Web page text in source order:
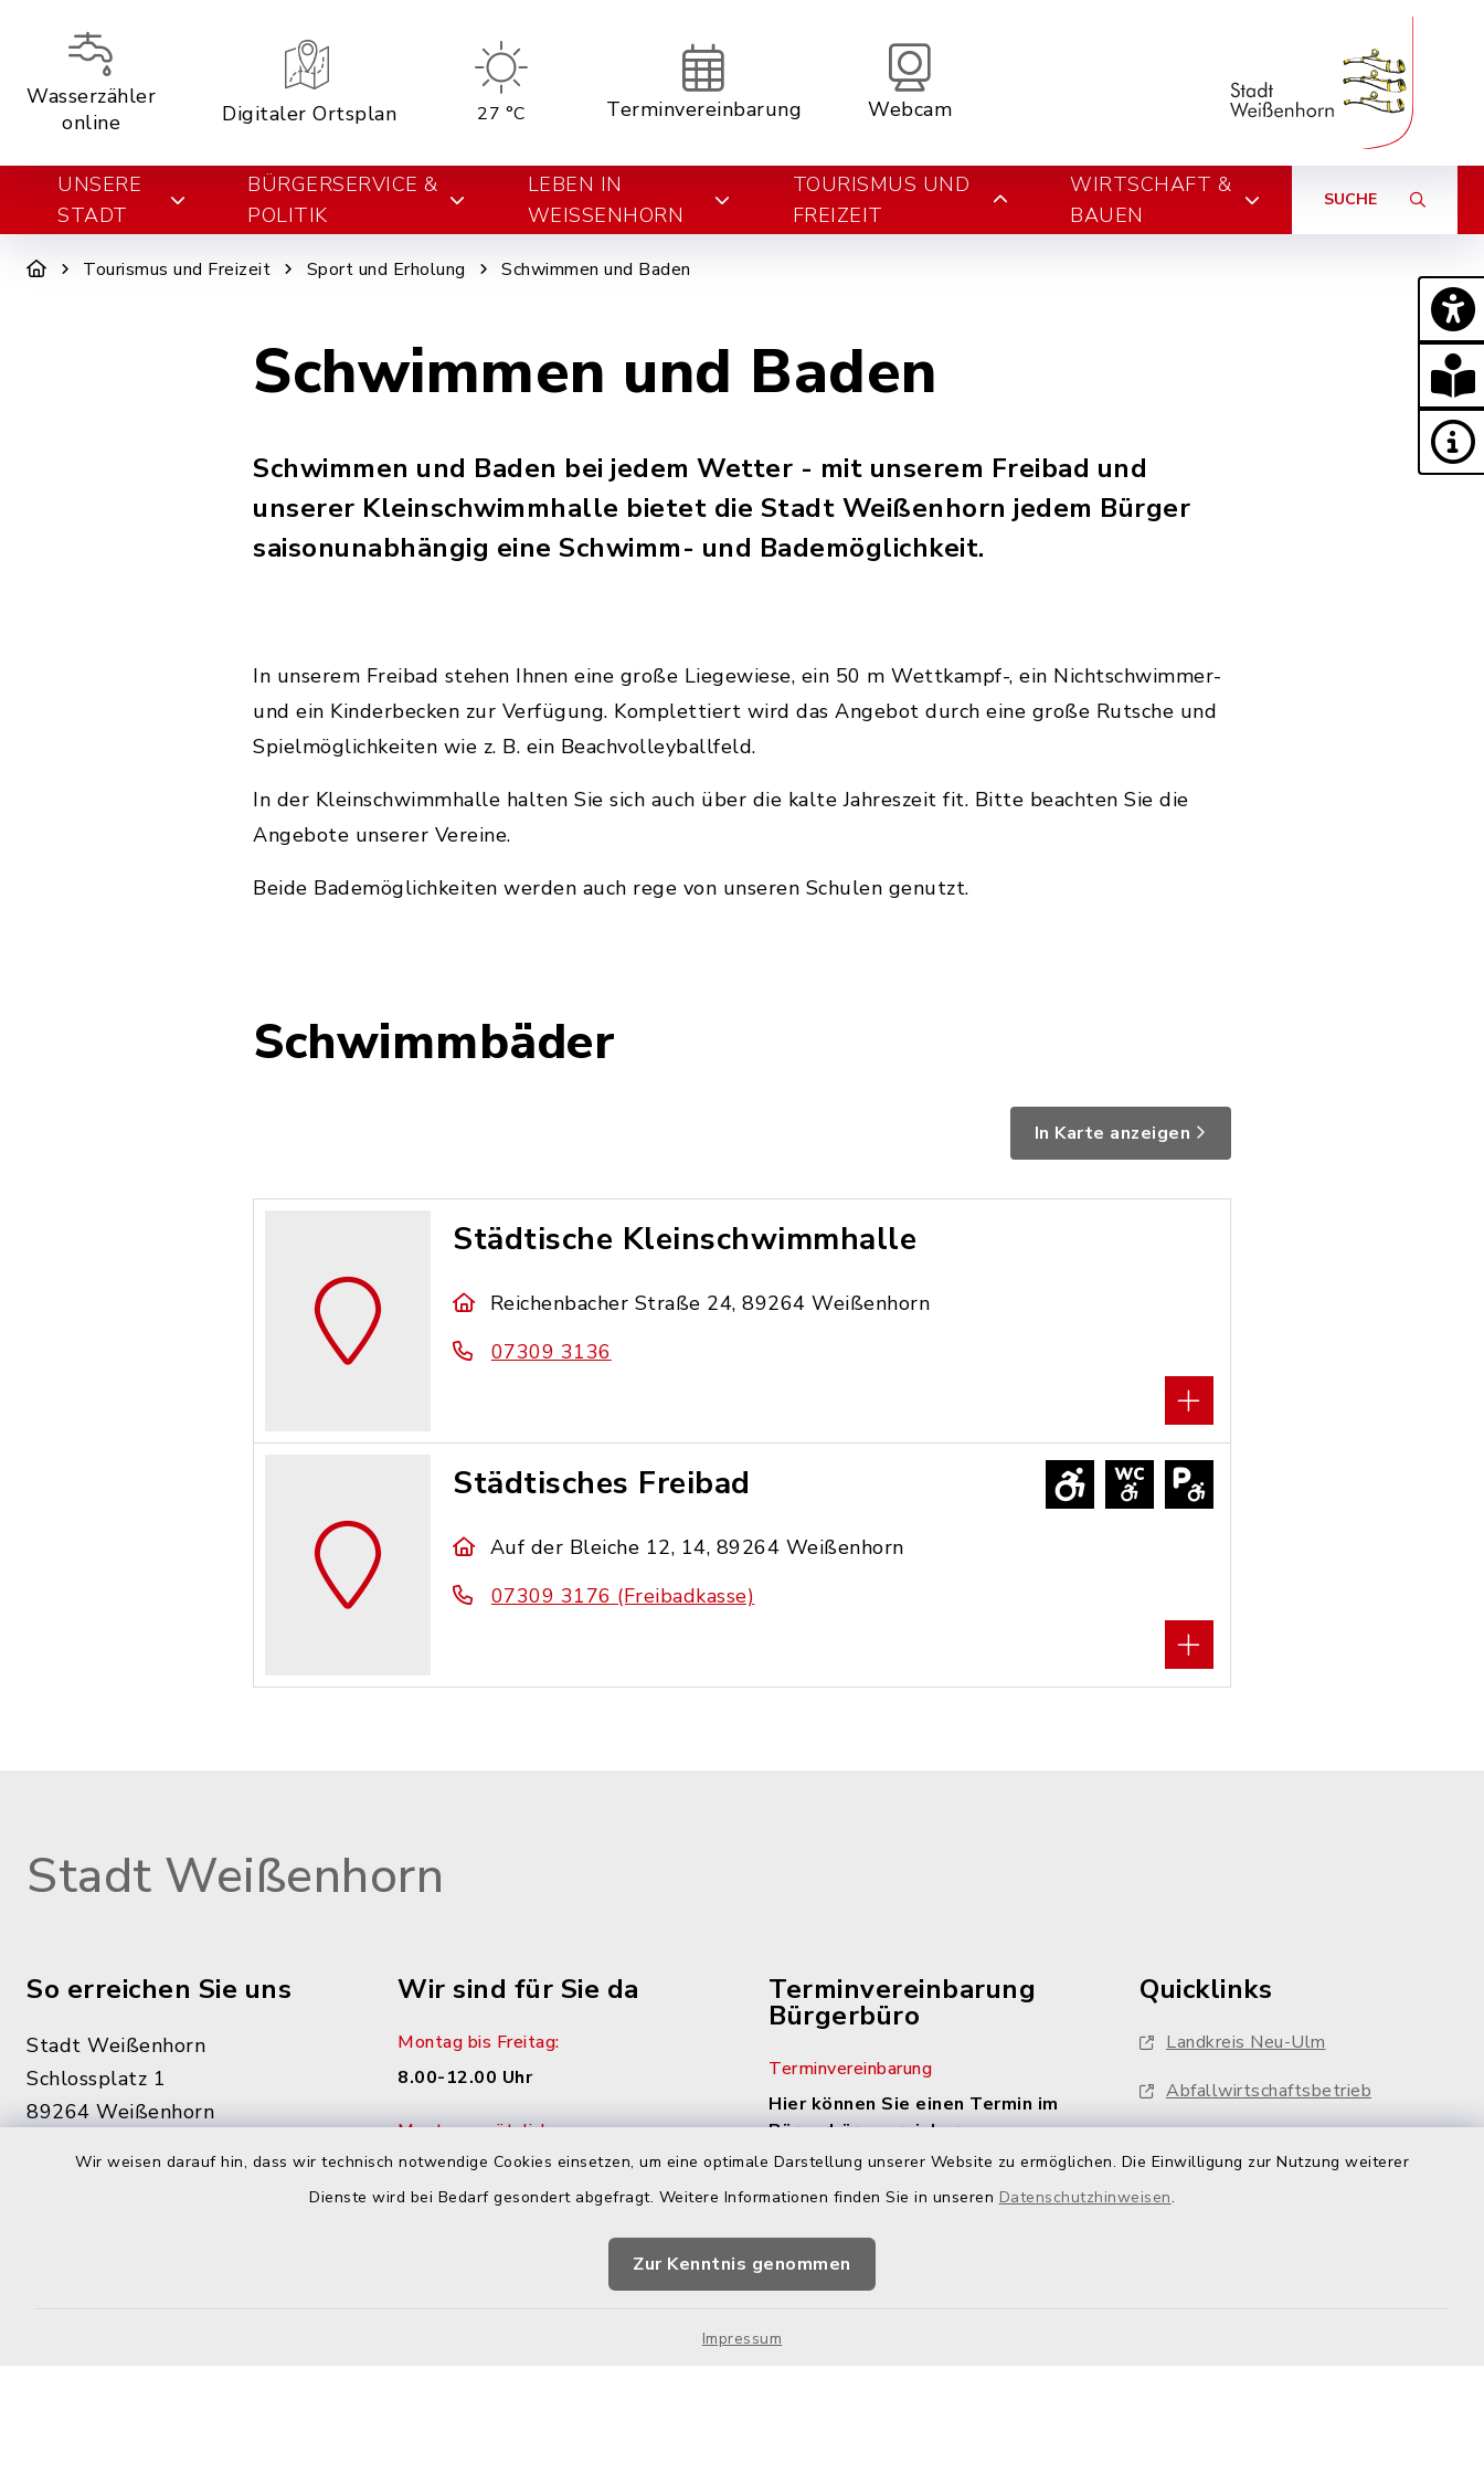
Wir weisen darauf hin, dass wir technisch notwendige Cookies einsetzen, um eine optimale Darstellung unserer Website zu ermöglichen. Die Einwilligung zur Nutzung weiterer
Dienste wird bei Bedarf gesondert abgefragt. Weitere Informationen finden Sie in unseren Datenschutzhinweisen.
Zur Kenntnis genommen
Impressum
Wasserzähler
online
Digitaler Ortsplan 27 °C Terminvereinbarung Webcam
UNSERE
STADT
BÜRGERSERVICE &
POLITIK
LEBEN IN
WEISSENHORN
TOURISMUS UND
FREIZEIT
WIRTSCHAFT &
BAUEN
SUCHE
Tourismus und Freizeit Sport und Erholung Schwimmen und Baden
Schwimmen und Baden
Schwimmen und Baden bei jedem Wetter - mit unserem Freibad und
unserer Kleinschwimmhalle bietet die Stadt Weißenhorn jedem Bürger
saisonunabhängig eine Schwimm- und Bademöglichkeit.
In unserem Freibad stehen Ihnen eine große Liegewiese, ein 50 m Wettkampf-, ein Nichtschwimmer-
und ein Kinderbecken zur Verfügung. Komplettiert wird das Angebot durch eine große Rutsche und
Spielmöglichkeiten wie z. B. ein Beachvolleyballfeld.
In der Kleinschwimmhalle halten Sie sich auch über die kalte Jahreszeit fit. Bitte beachten Sie die
Angebote unserer Vereine.
Beide Bademöglichkeiten werden auch rege von unseren Schulen genutzt.
Schwimmbäder
In Karte anzeigen
Städtische Kleinschwimmhalle
Reichenbacher Straße 24, 89264 Weißenhorn
07309 3136
Städtisches Freibad
Auf der Bleiche 12, 14, 89264 Weißenhorn
07309 3176 (Freibadkasse)
Stadt Weißenhorn
So erreichen Sie uns
Stadt Weißenhorn
Schlossplatz 1
89264 Weißenhorn
07309 84-0
facebookinstagram
WhatsApp
Wir sind für Sie da
Montag bis Freitag:
8.00-12.00 Uhr
Montag zusätzlich:
15.00 - 17.00 Uhr
sowie nach Vereinbarung
Terminvereinbarung
Bürgerbüro
Terminvereinbarung
Hier können Sie einen Termin im
Bürgerbüro vereinbaren:
Zur Terminvereinbarung
Quicklinks
Landkreis Neu-Ulm
Abfallwirtschaftsbetrieb